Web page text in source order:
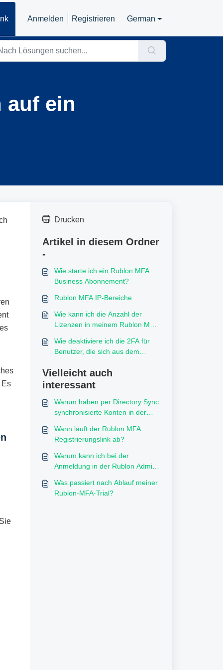
Anmelden Registrieren German
auf ein
Es
Drucken
Artikel in diesem Ordner
-
Wie starte ich ein Rublon MFA
Business Abonnement?
Rublon MFA IP-Bereiche
Wie kann ich die Anzahl der
Lizenzen in meinem Rublon MFA
Wie deaktiviere ich die 2FA für
Benutzer, die sich aus dem
authentifizieren?
Vielleicht auch
interessant
Warum haben per Directory Sync
synchronisierte Konten in der
den Status "Bypass"?
Wann läuft der Rublon MFA
Registrierungslink ab?
Warum kann ich bei der
Anmeldung in der Rublon Admin
Authentifizierungsmethode SMS-
Passcode nicht auswählen?
Was passiert nach Ablauf meiner
Rublon-MFA-Trial?